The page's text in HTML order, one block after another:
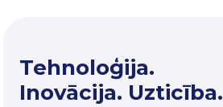
Tehnoloģija.
Inovācija. Uzticība.